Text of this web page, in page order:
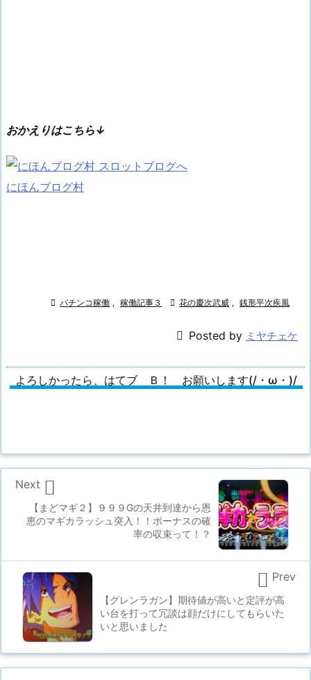
おかえりはこちら↓
にほんブログ村
 パチンコ稼働 , 稼働記事３  花の慶次武威 , 銭形平次疾風
 Posted by ミヤチェケ
よろしかったら、はてブ Ｂ！ お願いします(/・ω・)/
【まどマギ２】９９９Gの天井到達から恩
恵のマギカラッシュ突入！！ボーナスの確
率の収束って！？

Next
【グレンラガン】期待値が高いと定評が高
い台を打って冗談は顔だけにしてもらいた
いと思いました
 Prev